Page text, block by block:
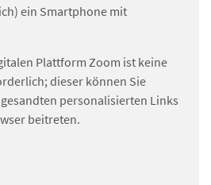
ein Smartphone mit
Plattform Zoom ist keine
dieser können Sie
personalisierten Links
beitreten.